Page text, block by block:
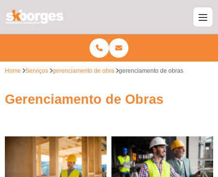
Home Serviços gerenciamento de obra gerenciamento de obras
Gerenciamento de Obras